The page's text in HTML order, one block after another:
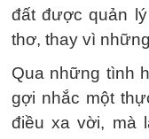
đất được quản
thơ, thay vì
Qua những tình
gợi nhắc một
điều xa vời, mà